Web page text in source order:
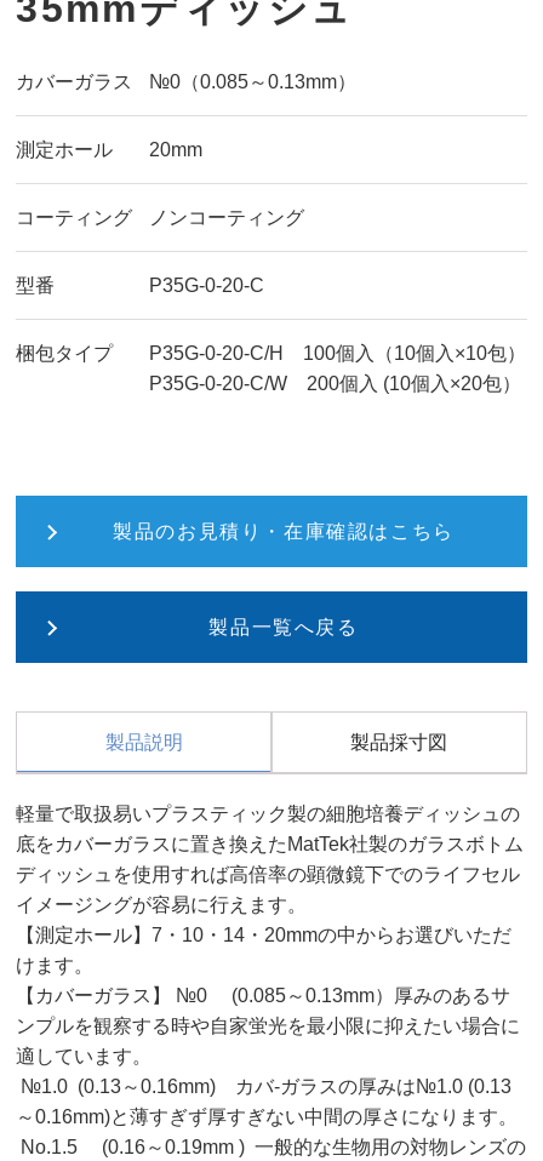
カバーガラス №0（0.085～0.13mm）
測定ホール 20mm
コーティング ノンコーティング
型番 P35G-0-20-C
梱包タイプ
P35G-0-20-C/H 100個入（10個入×10包）
P35G-0-20-C/W 200個入 (10個入×20包）
製品のお見積り・在庫確認はこちら
製品一覧へ戻る
製品説明 製品採寸図
軽量で取扱易いプラスティック製の細胞培養ディッシュの
底をカバーガラスに置き換えたMatTek社製のガラスボトム
ディッシュを使用すれば高倍率の顕微鏡下でのライフセル
イメージングが容易に行えます。
【測定ホール】7・10・14・20mmの中からお選びいただ
けます。
【カバーガラス】 №0 (0.085～0.13mm）厚みのあるサ
ンプルを観察する時や自家蛍光を最小限に抑えたい場合に
適しています。
№1.0 (0.13～0.16mm) カバ-ガラスの厚みは№1.0 (0.13
～0.16mm)と薄すぎず厚すぎない中間の厚さになります。
No.1.5 (0.16～0.19mm ) 一般的な生物用の対物レンズの